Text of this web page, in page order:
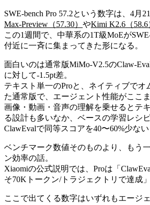
SWE-bench Pro 57.2という数字は、4月
Max-Preview（57.30） やKimi K2.6（58.6
この1週間で、中華系の1T級MoEが
付近に一斉に集まってきた形になる。
面白いのは通常版MiMo-V2.5のClaw-
に対して-1.5pt差。
テキスト単一のProと、ネイティブでオ
た通常版で、エージェント性能がここ
画像・動画・音声の理解を乗せるとテ
る設計も多いなか、ベースの学習レシ
ClawEvalで同等スコアを40〜60%少な
ベンチマーク数値そのものより、もう
ン効率の話。
Xiaomiの公式説明では、Proは「
そ70Kトークン/トラジェクトリで達成
ここで出てくる数字はいずれもエージ